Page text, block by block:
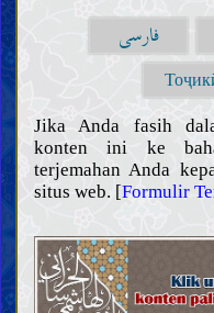
فارسی
Jika Anda fasih
konten ini ke
terjemahan Anda
situs web. [Formulir
Pengobatan dan
Pakaian dan perhiasan
Zakat, Khumus,
Puasa dan i‘tikaf
Makanan dan
Berburu dan
Haji, umroh, dan ziarah
Jihad, pembelaan,
Mengajak kepada